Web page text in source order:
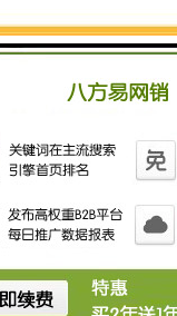
陶瓷纤维毯，